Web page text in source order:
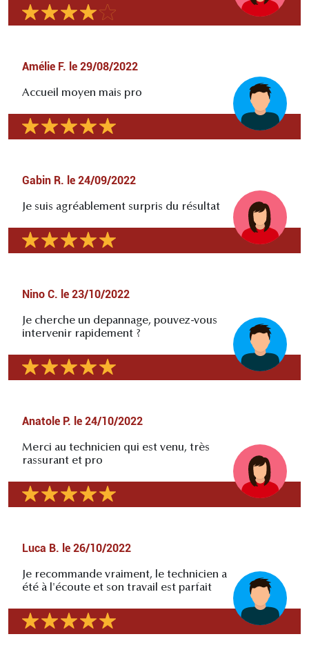
Amélie F. le 29/08/2022
Accueil moyen mais pro
Gabin R. le 24/09/2022
Je suis agréablement surpris du résultat
Nino C. le 23/10/2022
Je cherche un depannage, pouvez-vous
intervenir rapidement ?
Anatole P. le 24/10/2022
Merci au technicien qui est venu, très
rassurant et pro
Luca B. le 26/10/2022
Je recommande vraiment, le technicien a
été à l'écoute et son travail est parfait